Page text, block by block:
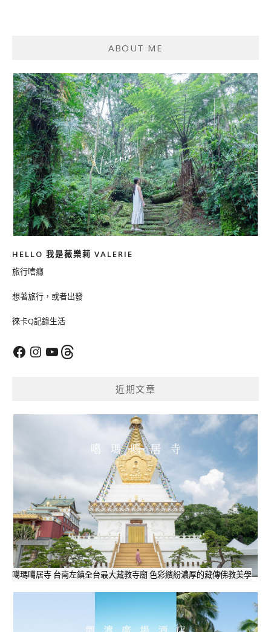
ABOUT ME
HELLO 我是薇樂莉 VALERIE
旅行嗜癮
想著旅行，或者出發
徠卡Q記錄生活
FacebookInstagram
YouTubeThreads
近期文章
噶瑪噶居寺 台南左鎮全台最大藏教寺廟 色彩繽紛濃厚的藏傳佛教美學